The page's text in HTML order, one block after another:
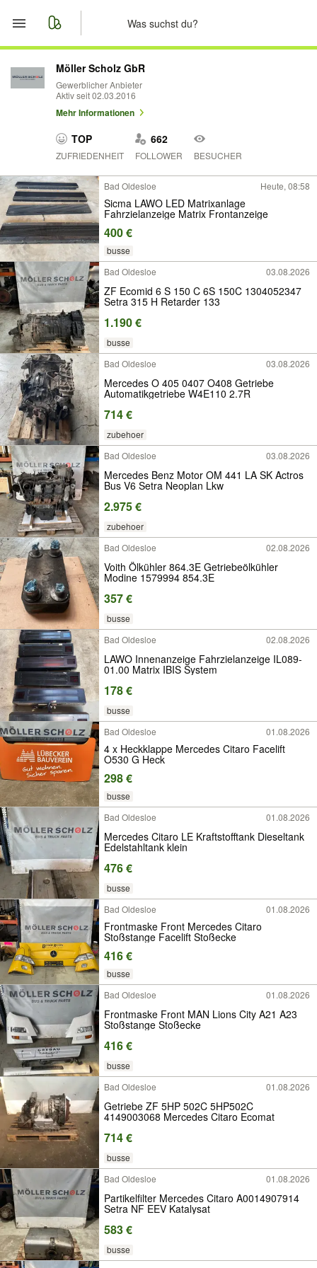
Start
Merkliste
Nachrichten
Möller Scholz GbR
Gewerblicher Anbieter
Aktiv seit 02.03.2016
Mehr Informationen
TOP
ZUFRIEDENHEIT
662
FOLLOWER BESUCHER
Bad Oldesloe Heute, 08:58
Sicma LAWO LED Matrixanlage
Fahrzielanzeige Matrix Frontanzeige
400 €
busse
Bad Oldesloe
03.08.2026
ZF Ecomid 6 S 150 C 6S 150C 1304052347
Setra 315 H Retarder 133
1.190 €
busse
Bad Oldesloe
03.08.2026
Mercedes O 405 0407 O408 Getriebe
Automatikgetriebe W4E110 2.7R
714 €
zubehoer
Bad Oldesloe
03.08.2026
Mercedes Benz Motor OM 441 LA SK Actros
Bus V6 Setra Neoplan Lkw
2.975 €
zubehoer
Bad Oldesloe
02.08.2026
Voith Ölkühler 864.3E Getriebeölkühler
Modine 1579994 854.3E
357 €
busse
Bad Oldesloe
02.08.2026
LAWO Innenanzeige Fahrzielanzeige IL089-
01.00 Matrix IBIS System
178 €
busse
Bad Oldesloe
01.08.2026
4 x Heckklappe Mercedes Citaro Facelift
O530 G Heck
298 €
busse
Bad Oldesloe
01.08.2026
Mercedes Citaro LE Kraftstofftank Dieseltank
Edelstahltank klein
476 €
busse
Bad Oldesloe
01.08.2026
Frontmaske Front Mercedes Citaro
Stoßstange Facelift Stoßecke
416 €
busse
Bad Oldesloe
01.08.2026
Frontmaske Front MAN Lions City A21 A23
Stoßstange Stoßecke
416 €
busse
Bad Oldesloe
01.08.2026
Getriebe ZF 5HP 502C 5HP502C
4149003068 Mercedes Citaro Ecomat
714 €
busse
Bad Oldesloe
01.08.2026
Partikelfilter Mercedes Citaro A0014907914
Setra NF EEV Katalysat
583 €
busse